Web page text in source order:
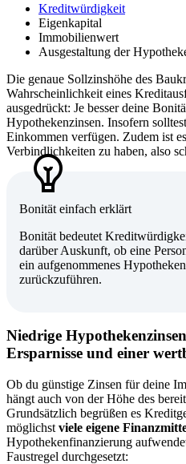
Kreditwürdigkeit
Eigenkapital
Immobilienwert
Ausgestaltung der
Die genaue Sollzinshöhe des
Wahrscheinlichkeit eines
ausgedrückt: Je besser deine
Hypothekenzinsen. Insofern
Einkommen verfügen. Zudem ist
Verbindlichkeiten zu haben, also
Bonität einfach erklärt
Bonität bedeutet
darüber Auskunft, ob eine
ein aufgenommenes
zurückzuführen.
Niedrige
Ersparnisse und einer
Ob du günstige Zinsen für deine
hängt auch von der Höhe des
Grundsätzlich begrüßen es
möglichst viele eigene
Hypothekenfinanzierung
Faustregel durchgesetzt: